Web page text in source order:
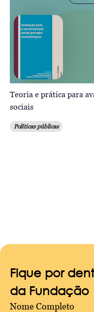
Teoria e prática para
sociais
Políticas públicas
Fique por
da Fundação
Nome Completo